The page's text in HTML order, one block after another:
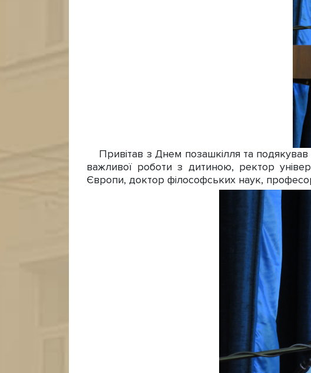
Привітав з Днем позашкілля та
важливої роботи з дитиною, ректор
Європи, доктор філософських наук,